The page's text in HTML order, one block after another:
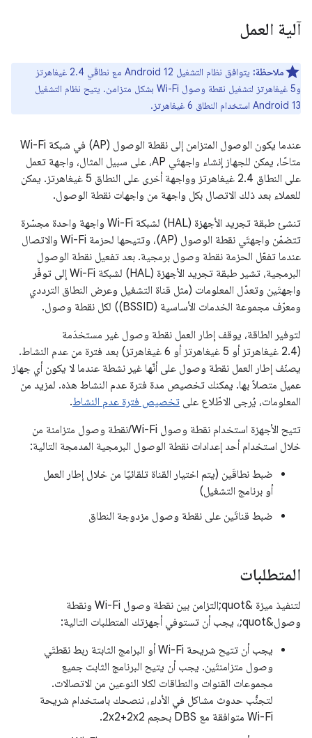
آلية العمل
ملاحظة:
يتوافق نظام التشغيل Android 12 مع نطاقَي 2.4 غيغاهرتز
و5 غيغاهرتز لتشغيل نقطة وصول Wi-Fi بشكل متزامن. يتيح نظام التشغيل
Android 13 استخدام النطاق 6 غيغاهرتز.
عندما يكون الوصول المتزامن إلى نقطة الوصول (AP) في شبكة Wi-Fi
متاحًا، يمكن للجهاز إنشاء واجهتَي AP، على سبيل المثال، واجهة تعمل
على النطاق 2.4 غيغاهرتز وواجهة أخرى على النطاق 5 غيغاهرتز. يمكن
للعملاء بعد ذلك الاتصال بكل واجهة من واجهات نقطة الوصول.
تنشئ طبقة تجريد الأجهزة (HAL) لشبكة Wi-Fi واجهة واحدة مجسّرة
تتضمّن واجهتَي نقطة الوصول (AP)، وتتيحها لحزمة Wi-Fi والاتصال
عندما تفعّل الحزمة نقطة وصول برمجية. بعد تفعيل نقطة الوصول
البرمجية، تشير طبقة تجريد الأجهزة (HAL) لشبكة Wi-Fi إلى توفّر
واجهتَين وتعدّل المعلومات (مثل قناة التشغيل وعرض النطاق الترددي
ومعرّف مجموعة الخدمات الأساسية (BSSID)) لكل نقطة وصول.
لتوفير الطاقة، يوقف إطار العمل نقطة وصول غير مستخدَمة
(2.4 غيغاهرتز أو 5 غيغاهرتز أو 6 غيغاهرتز) بعد فترة من عدم النشاط.
يصنّف إطار العمل نقطة وصول على أنّها غير نشطة عندما لا يكون أي جهاز
عميل متصلاً بها. يمكنك تخصيص مدة فترة عدم النشاط هذه. لمزيد من
المعلومات، يُرجى الاطّلاع على تخصيص فترة عدم النشاط.
تتيح الأجهزة استخدام نقطة وصول Wi-Fi/نقطة وصول متزامنة من
خلال استخدام أحد إعدادات نقطة الوصول البرمجية المدمجة التالية:
ضبط نطاقَين (يتم اختيار القناة تلقائيًا من خلال إطار العمل
أو برنامج التشغيل)
ضبط قناتَين على نقطة وصول مزدوجة النطاق
المتطلبات
لتنفيذ ميزة &quot;التزامن بين نقطة وصول Wi-Fi ونقطة
وصول&quot;، يجب أن تستوفي أجهزتك المتطلبات التالية:
يجب أن تتيح شريحة Wi-Fi أو البرامج الثابتة ربط نقطتَي
وصول متزامنتَين. يجب أن يتيح البرنامج الثابت جميع
مجموعات القنوات والنطاقات لكلا النوعين من الاتصالات.
لتجنُّب حدوث مشاكل في الأداء، ننصحك باستخدام شريحة
Wi-Fi متوافقة مع DBS بحجم 2x2+2x2.